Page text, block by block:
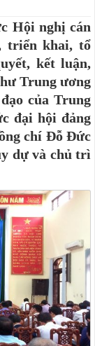
Hội nghị cán
triển khai, tổ
kết luận,
Trung ương
của Trung
đại hội đảng
chí Đỗ Đức
dự và chủ trì